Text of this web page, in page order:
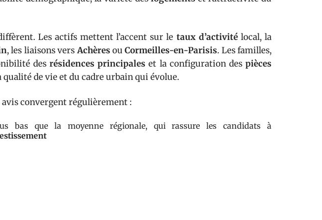
Les actifs mettent l’accent sur le taux d’activitélocal, la
, les liaisons versAchères ouCormeilles-en-Parisis. Les familles,
desrésidences principales et la configuration despièces
qualité de vie et du cadre urbain qui évolue.
avis convergent régulièrement :
bas que la moyenne régionale, qui rassure les candidats à